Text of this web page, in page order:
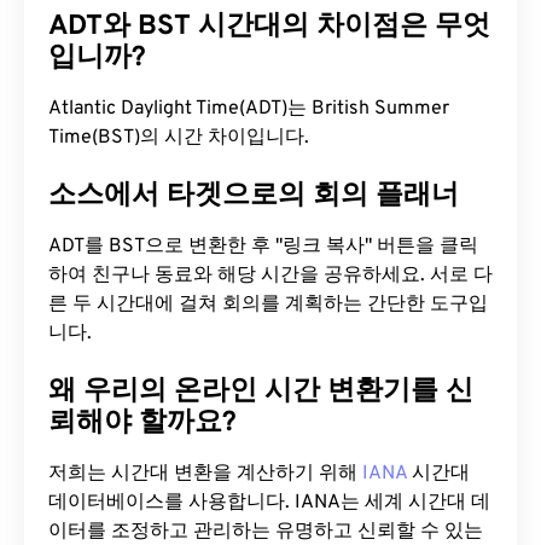
ADT와 BST 시간대의 차이점은 무엇
입니까?
Atlantic Daylight Time(ADT)는 British Summer
Time(BST)의 시간 차이입니다.
소스에서 타겟으로의 회의 플래너
ADT를 BST으로 변환한 후 "링크 복사" 버튼을 클릭
하여 친구나 동료와 해당 시간을 공유하세요. 서로 다
른 두 시간대에 걸쳐 회의를 계획하는 간단한 도구입
니다.
왜 우리의 온라인 시간 변환기를 신
뢰해야 할까요?
저희는 시간대 변환을 계산하기 위해 IANA 시간대
데이터베이스를 사용합니다. IANA는 세계 시간대 데
이터를 조정하고 관리하는 유명하고 신뢰할 수 있는